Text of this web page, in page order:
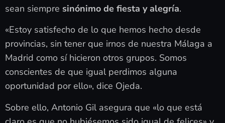
sean siempre sinónimo de fiesta y alegría.
«Estoy satisfecho de lo que hemos hecho desde
provincias, sin tener que irnos de nuestra Málaga a
Madrid como sí hicieron otros grupos. Somos
conscientes de que igual perdimos alguna
oportunidad por ello», dice Ojeda.
Sobre ello, Antonio Gil asegura que «lo que está